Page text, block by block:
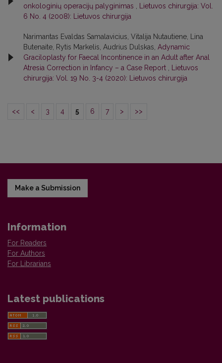
onkologinių operacijų palyginimas
Lietuvos chirurgija: Vol.
6 No. 4 (2008): Lietuvos chirurgija
Narimantas Evaldas Samalavicius, Vitalija Nutautiene, Lina
Butenaite, Rytis Markelis, Audrius Dulskas, Adynamic
Graciloplasty for Faecal Incontinence in an Adult after Anal
Atresia Correction in Infancy – a Case Report
Lietuvos
chirurgija: Vol. 19 No. 3-4 (2020): Lietuvos chirurgija
<< < 3 4 5 6 7 > >>
Make a Submission
Information
For Readers
For Authors
For Librarians
Latest publications